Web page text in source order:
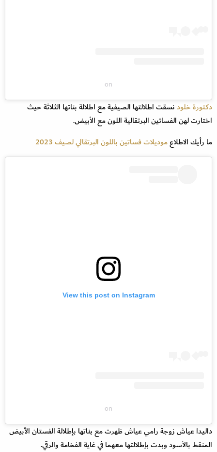
on
دكتورة خلودنسقت اطلالتها الصيفية مع اطلالة بناتها الثلاثة حيث
اختارت لهن الفساتين البرتقالية اللون مع الأبيض.
ما رأيك الاطلاعموديلات فساتين باللون البرتقالي لصيف 2023
View this post on Instagram
on
داليدا عياش زوجة رامي عياش ظهرت مع بناتها بإطلالة الفستان الأبيض
المنقط بالأسود وبدت بإطلالتها معهما في غاية الفخامة والرقي.